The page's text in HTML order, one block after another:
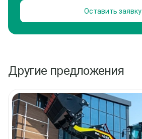
Оставить заявку
Другие предложения